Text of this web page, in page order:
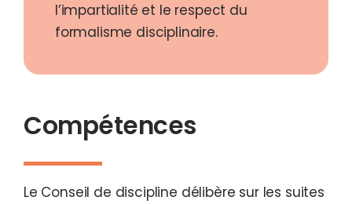
l’impartialité et le respect du
formalisme disciplinaire.
Compétences
Le Conseil de discipline délibère sur les suites